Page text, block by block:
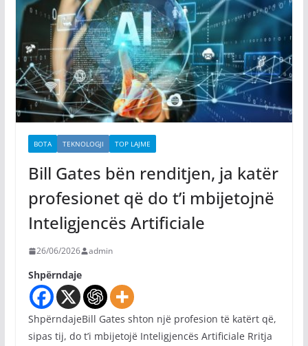
BOTA TEKNOLOGJI TOP LAJME
Bill Gates bën renditjen, ja katër
profesionet që do t’i mbijetojnë
Inteligjencës Artificiale
26/06/2026 admin
Shpërndaje
ShpërndajeBill Gates shton një profesion të katërt që,
sipas tij, do t’i mbijetojë Inteligjencës Artificiale Rritja